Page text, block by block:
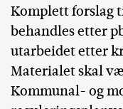
Komplett forslag
behandles etter
utarbeidet etter
Materialet skal
Kommunal- og